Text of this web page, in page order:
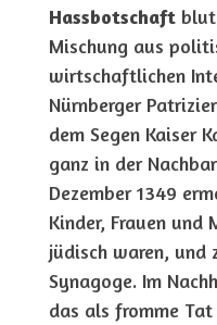
Hassbotschaft
Mischung aus
wirtschaftlichen
Nürnberger
dem Segen Kaiser
ganz in der
Dezember 1349
Kinder, Frauen und
jüdisch waren, und
Synagoge. Im
das als fromme